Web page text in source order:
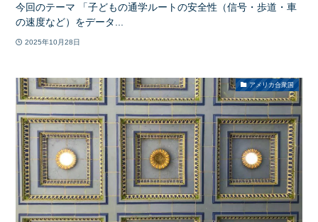
今回のテーマ 「子どもの通学ルートの安全性（信号・歩道・車
の速度など）をデータ...
2025年10月28日
アメリカ合衆国